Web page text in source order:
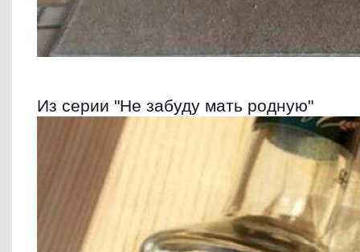
Из серии "Не забуду мать родную"